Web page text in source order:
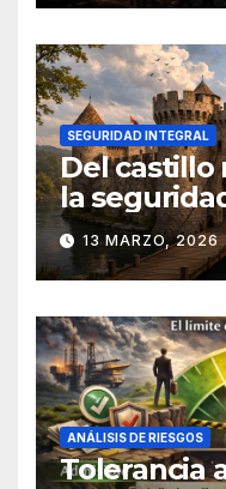
SEGURIDAD INTEGRAL
Del castillo
la
13 MARZO, 2026
ANÁLISIS DE RIESGOS
Tolerancia